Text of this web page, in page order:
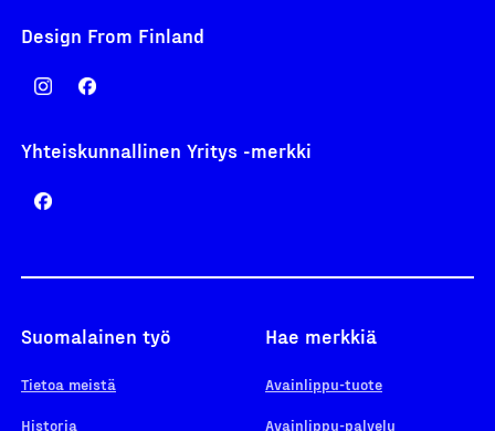
Design From Finland
Yhteiskunnallinen Yritys -merkki
Suomalainen työ
Tietoa meistä
Historia
Hae merkkiä
Avainlippu-tuote
Avainlippu-palvelu